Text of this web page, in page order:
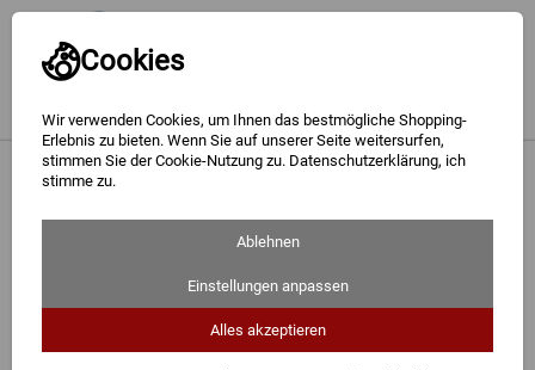
Cookies
Wir verwenden Cookies, um Ihnen das bestmögliche Shopping-
Erlebnis zu bieten. Wenn Sie auf unserer Seite weitersurfen,
stimmen Sie der Cookie-Nutzung zu. Datenschutzerklärung, ich
stimme zu.
Ablehnen
Einstellungen anpassen
Alles akzeptieren
Gold
Silber
Deutsche Kanzler